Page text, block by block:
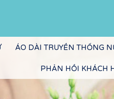
ÁO DÀI TRUYỀN THỐNG
PHẢN HỒI KHÁCH